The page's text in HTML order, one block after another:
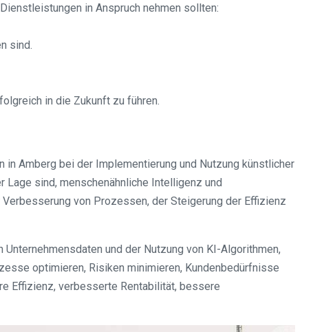
in Anspruch nehmen sollten:
sind.
in die Zukunft zu führen.
Amberg bei der Implementierung und Nutzung künstlicher
sind, menschenähnliche Intelligenz und
von Prozessen, der Steigerung der Effizienz
und der Nutzung von KI-Algorithmen,
optimieren, Risiken minimieren, Kundenbedürfnisse
Effizienz, verbesserte Rentabilität, bessere